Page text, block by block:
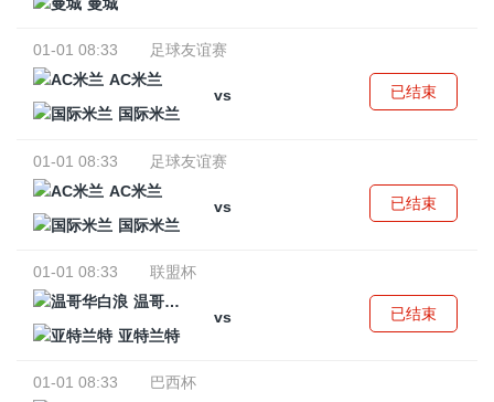
01-01 08:33
足球友谊赛
AC米兰
vs
国际米兰
已结束
01-01 08:33
足球友谊赛
AC米兰
vs
国际米兰
已结束
01-01 08:33
联盟杯
温哥华白浪
vs
亚特兰特
已结束
01-01 08:33
巴西杯